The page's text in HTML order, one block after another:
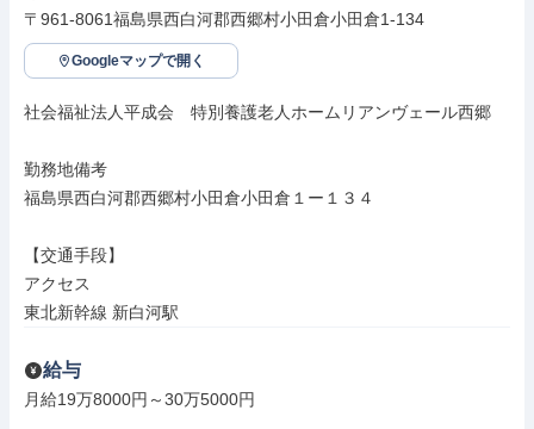
〒961-8061福島県西白河郡西郷村小田倉小田倉1-134
Googleマップで開く
社会福祉法人平成会　特別養護老人ホームリアンヴェール西郷
勤務地備考
福島県西白河郡西郷村小田倉小田倉１ー１３４
【交通手段】
アクセス
東北新幹線 新白河駅
給与
月給19万8000円～30万5000円